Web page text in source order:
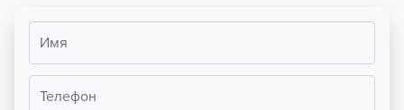
Имя
Телефон